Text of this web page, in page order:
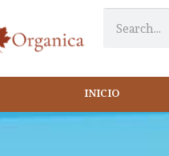
INICIO